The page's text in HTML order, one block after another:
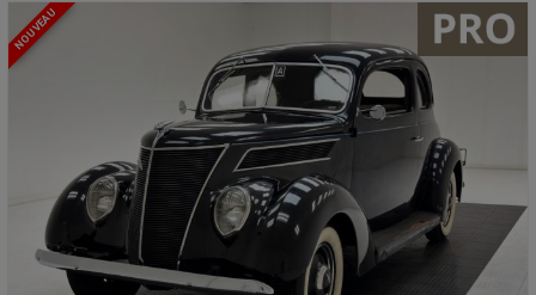
NOUVEAU